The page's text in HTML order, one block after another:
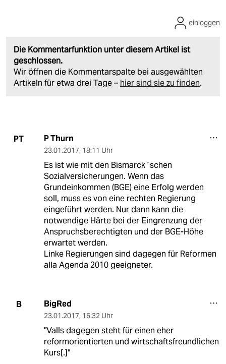
Die Kommentarfunktion unter diesem Artikel ist
geschlossen.
Wir öffnen die Kommentarspalte bei ausgewählten
Artikeln für etwa drei Tage – hier sind sie zu finden.
einloggen
PT P Thurn
23.01.2017, 18:11 Uhr
Es ist wie mit den Bismarck´schen
Sozialversicherungen. Wenn das
Grundeinkommen (BGE) eine Erfolg werden
soll, muss es von eine rechten Regierung
eingeführt werden. Nur dann kann die
notwendige Härte bei der Eingrenzung der
Anspruchsberechtigten und der BGE-Höhe
erwartet werden.
Linke Regierungen sind dagegen für Reformen
alla Agenda 2010 geeigneter.
B BigRed
23.01.2017, 16:32 Uhr
"Valls dagegen steht für einen eher
reformorientierten und wirtschaftsfreundlichen
Kurs[.]"